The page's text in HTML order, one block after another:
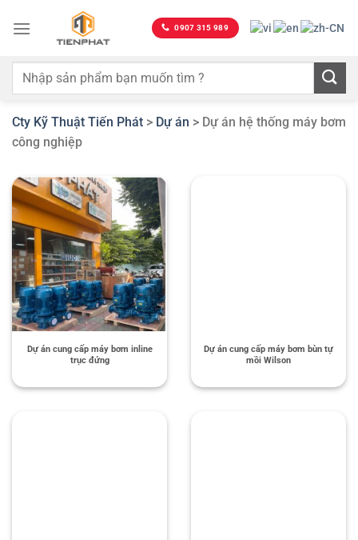
qua
dung
0907 315 989
Cty Kỹ Thuật Tiến Phát > Dự án > Dự án hệ thống máy bơm
công nghiệp
Dự án cung cấp máy bơm inline
trục đứng
Dự án cung cấp máy bơm bùn tự
mồi Wilson